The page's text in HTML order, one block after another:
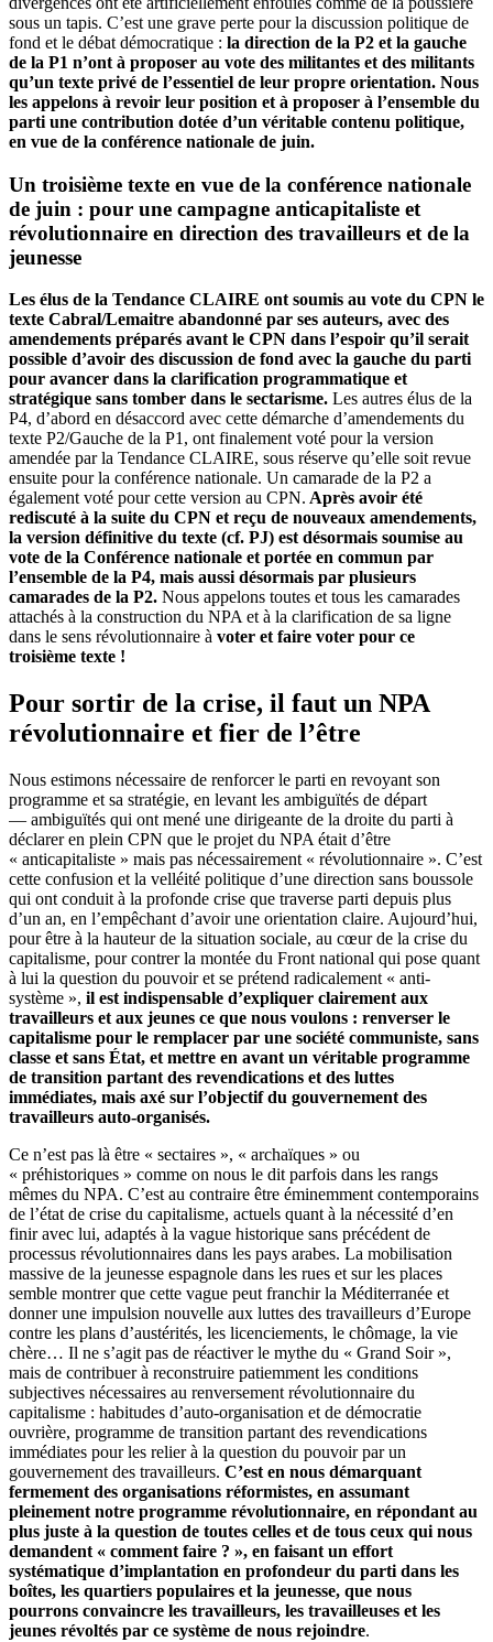
sous un tapis. C’est une grave perte pour la discussion politique de
fond et le débat démocratique : la direction de la P2 et la gauche
de la P1 n’ont à proposer au vote des militantes et des militants
qu’un texte privé de l’essentiel de leur propre orientation. Nous
les appelons à revoir leur position et à proposer à l’ensemble du
parti une contribution dotée d’un véritable contenu politique,
en vue de la conférence nationale de juin.
Un troisième texte en vue de la conférence nationale
de juin : pour une campagne anticapitaliste et
révolutionnaire en direction des travailleurs et de la
jeunesse
Les élus de la Tendance CLAIRE ont soumis au vote du CPN le
texte Cabral/Lemaitre abandonné par ses auteurs, avec des
amendements préparés avant le CPN dans l’espoir qu’il serait
possible d’avoir des discussion de fond avec la gauche du parti
pour avancer dans la clarification programmatique et
stratégique sans tomber dans le sectarisme. Les autres élus de la
P4, d’abord en désaccord avec cette démarche d’amendements du
texte P2/Gauche de la P1, ont finalement voté pour la version
amendée par la Tendance CLAIRE, sous réserve qu’elle soit revue
ensuite pour la conférence nationale. Un camarade de la P2 a
également voté pour cette version au CPN. Après avoir été
rediscuté à la suite du CPN et reçu de nouveaux amendements,
la version définitive du texte (cf. PJ) est désormais soumise au
vote de la Conférence nationale et portée en commun par
l’ensemble de la P4, mais aussi désormais par plusieurs
camarades de la P2. Nous appelons toutes et tous les camarades
attachés à la construction du NPA et à la clarification de sa ligne
dans le sens révolutionnaire à voter et faire voter pour ce
troisième texte !
Pour sortir de la crise, il faut un NPA
révolutionnaire et fier de l’être
Nous estimons nécessaire de renforcer le parti en revoyant son
programme et sa stratégie, en levant les ambiguïtés de départ
— ambiguïtés qui ont mené une dirigeante de la droite du parti à
déclarer en plein CPN que le projet du NPA était d’être
« anticapitaliste » mais pas nécessairement « révolutionnaire ». C’est
cette confusion et la velléité politique d’une direction sans boussole
qui ont conduit à la profonde crise que traverse parti depuis plus
d’un an, en l’empêchant d’avoir une orientation claire. Aujourd’hui,
pour être à la hauteur de la situation sociale, au cœur de la crise du
capitalisme, pour contrer la montée du Front national qui pose quant
à lui la question du pouvoir et se prétend radicalement « anti-
système », il est indispensable d’expliquer clairement aux
travailleurs et aux jeunes ce que nous voulons : renverser le
capitalisme pour le remplacer par une société communiste, sans
classe et sans État, et mettre en avant un véritable programme
de transition partant des revendications et des luttes
immédiates, mais axé sur l’objectif du gouvernement des
travailleurs auto-organisés.
Ce n’est pas là être « sectaires », « archaïques » ou
« préhistoriques » comme on nous le dit parfois dans les rangs
mêmes du NPA. C’est au contraire être éminemment contemporains
de l’état de crise du capitalisme, actuels quant à la nécessité d’en
finir avec lui, adaptés à la vague historique sans précédent de
processus révolutionnaires dans les pays arabes. La mobilisation
massive de la jeunesse espagnole dans les rues et sur les places
semble montrer que cette vague peut franchir la Méditerranée et
donner une impulsion nouvelle aux luttes des travailleurs d’Europe
contre les plans d’austérités, les licenciements, le chômage, la vie
chère… Il ne s’agit pas de réactiver le mythe du « Grand Soir »,
mais de contribuer à reconstruire patiemment les conditions
subjectives nécessaires au renversement révolutionnaire du
capitalisme : habitudes d’auto-organisation et de démocratie
ouvrière, programme de transition partant des revendications
immédiates pour les relier à la question du pouvoir par un
gouvernement des travailleurs. C’est en nous démarquant
fermement des organisations réformistes, en assumant
pleinement notre programme révolutionnaire, en répondant au
plus juste à la question de toutes celles et de tous ceux qui nous
demandent « comment faire ? », en faisant un effort
systématique d’implantation en profondeur du parti dans les
boîtes, les quartiers populaires et la jeunesse, que nous
pourrons convaincre les travailleurs, les travailleuses et les
jeunes révoltés par ce système de nous rejoindre.